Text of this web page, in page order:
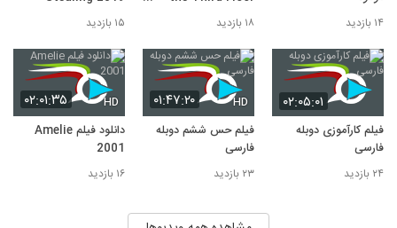
۱۴ بازدید
2019
۱۸ بازدید ۱۵ بازدید
۰۲:۰۵:۰۱
فیلم کارآموزی دوبله
فارسی
۲۴ بازدید
۰۱:۴۷:۲۰ HD
فیلم حس ششم دوبله
فارسی
۲۳ بازدید
۰۲:۰۱:۳۵ HD
دانلود فیلم Amelie
2001
۱۶ بازدید